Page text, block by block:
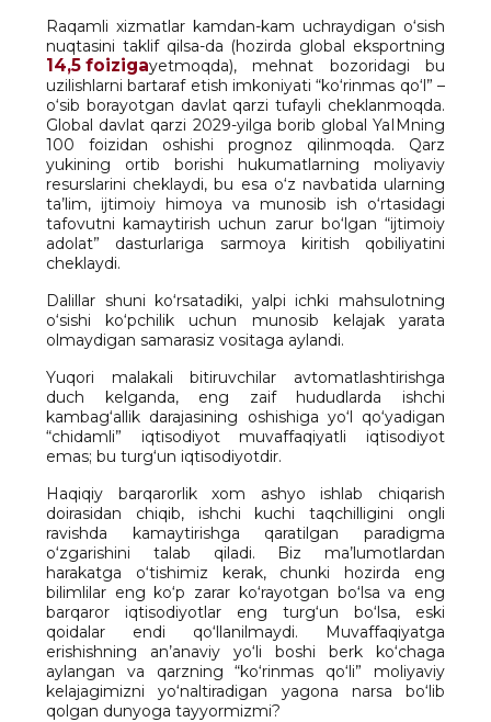
Raqamli xizmatlar kamdan-kam uchraydigan o‘sish
nuqtasini taklif qilsa-da (hozirda global eksportning
14,5 foizigayetmoqda), mehnat bozoridagi bu
uzilishlarni bartaraf etish imkoniyati “ko‘rinmas qo‘l” –
o‘sib borayotgan davlat qarzi tufayli cheklanmoqda.
Global davlat qarzi 2029-yilga borib global YaIMning
100 foizidan oshishi prognoz qilinmoqda. Qarz
yukining ortib borishi hukumatlarning moliyaviy
resurslarini cheklaydi, bu esa o‘z navbatida ularning
ta’lim, ijtimoiy himoya va munosib ish o‘rtasidagi
tafovutni kamaytirish uchun zarur bo‘lgan “ijtimoiy
adolat” dasturlariga sarmoya kiritish qobiliyatini
cheklaydi.
Dalillar shuni ko‘rsatadiki, yalpi ichki mahsulotning
o‘sishi ko‘pchilik uchun munosib kelajak yarata
olmaydigan samarasiz vositaga aylandi.
Yuqori malakali bitiruvchilar avtomatlashtirishga
duch kelganda, eng zaif hududlarda ishchi
kambag‘allik darajasining oshishiga yo‘l qo‘yadigan
“chidamli” iqtisodiyot muvaffaqiyatli iqtisodiyot
emas; bu turg‘un iqtisodiyotdir.
Haqiqiy barqarorlik xom ashyo ishlab chiqarish
doirasidan chiqib, ishchi kuchi taqchilligini ongli
ravishda kamaytirishga qaratilgan paradigma
o‘zgarishini talab qiladi. Biz ma’lumotlardan
harakatga o‘tishimiz kerak, chunki hozirda eng
bilimlilar eng ko‘p zarar ko‘rayotgan bo‘lsa va eng
barqaror iqtisodiyotlar eng turg‘un bo‘lsa, eski
qoidalar endi qo‘llanilmaydi. Muvaffaqiyatga
erishishning an’anaviy yo‘li boshi berk ko‘chaga
aylangan va qarzning “ko‘rinmas qo‘li” moliyaviy
kelajagimizni yo‘naltiradigan yagona narsa bo‘lib
qolgan dunyoga tayyormizmi?